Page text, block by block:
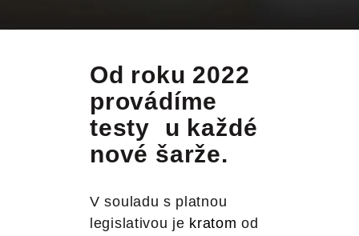
Od roku 2022
provádíme
testy u každé
nové šarže.
V souladu s platnou
legislativou je kratom od